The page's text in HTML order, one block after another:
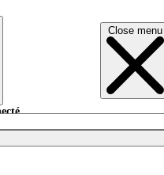
Close menu